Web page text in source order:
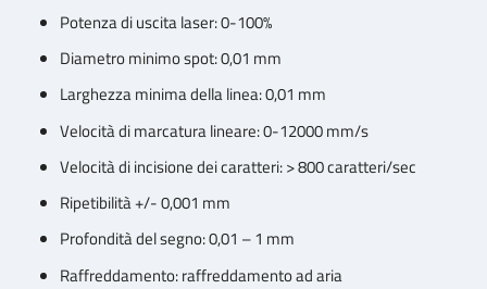
Potenza di uscita laser: 0-100%
Diametro minimo spot: 0,01 mm
Larghezza minima della linea: 0,01 mm
Velocità di marcatura lineare: 0-12000 mm/s
Velocità di incisione dei caratteri: > 800 caratteri/sec
Ripetibilità +/- 0,001 mm
Profondità del segno: 0,01 – 1 mm
Raffreddamento: raffreddamento ad aria